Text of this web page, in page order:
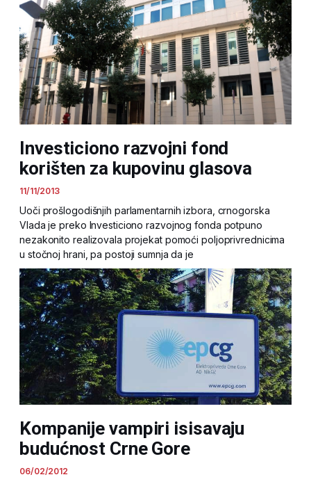
Investiciono razvojni fond
korišten za kupovinu glasova
11/11/2013
Uoči prošlogodišnjih parlamentarnih izbora, crnogorska
Vlada je preko Investiciono razvojnog fonda potpuno
nezakonito realizovala projekat pomoći poljoprivrednicima
u stočnoj hrani, pa postoji sumnja da je
Kompanije vampiri isisavaju
budućnost Crne Gore
06/02/2012